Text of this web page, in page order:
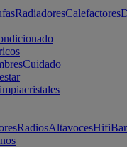
RadiadoresCalefactores
Cuidado
RadiosAltavocesHifi